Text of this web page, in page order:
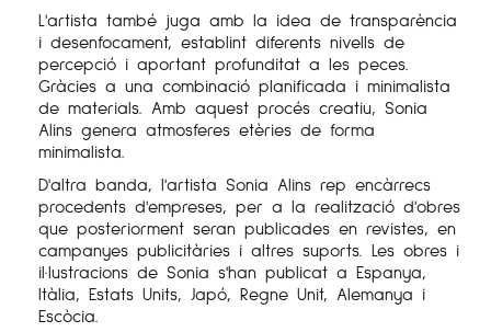
L'artista també juga amb la idea de transparència
i desenfocament, establint diferents nivells de
percepció i aportant profunditat a les peces.
Gràcies a una combinació planificada i minimalista
de materials. Amb aquest procés creatiu, Sonia
Alins genera atmosferes etèries de forma
minimalista.
D'altra banda, l'artista Sonia Alins rep encàrrecs
procedents d'empreses, per a la realització d'obres
que posteriorment seran publicades en revistes, en
campanyes publicitàries i altres suports. Les obres i
il·lustracions de Sonia s'han publicat a Espanya,
Itàlia, Estats Units, Japó, Regne Unit, Alemanya i
Escòcia.